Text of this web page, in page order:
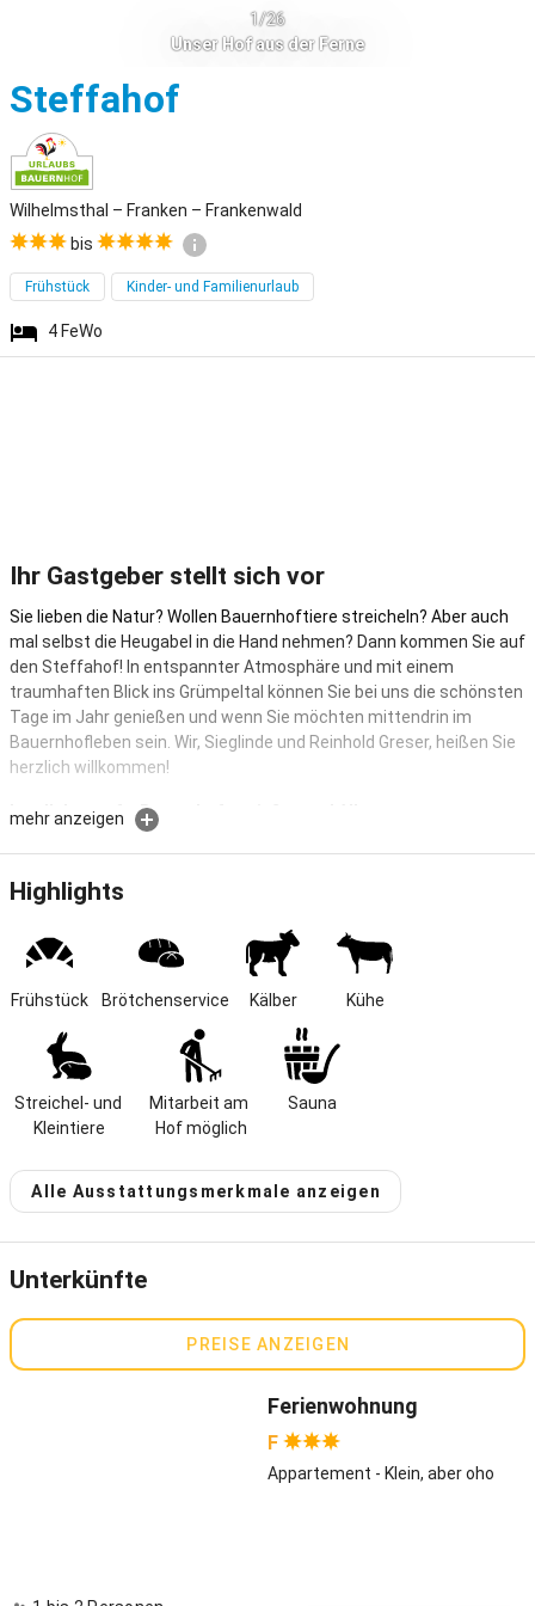
1/26
Unser Hof aus der Ferne
Steffahof
Wilhelmsthal – Franken – Frankenwald
bis
Frühstück Kinder- und Familienurlaub
4 FeWo
Ihr Gastgeber stellt sich vor
Sie lieben die Natur? Wollen Bauernhoftiere streicheln? Aber auch
mal selbst die Heugabel in die Hand nehmen? Dann kommen Sie auf
den Steffahof! In entspannter Atmosphäre und mit einem
traumhaften Blick ins Grümpeltal können Sie bei uns die schönsten
Tage im Jahr genießen und wenn Sie möchten mittendrin im
Bauernhofleben sein. Wir, Sieglinde und Reinhold Greser, heißen Sie
herzlich willkommen!
Landleben aufm Bauernhof genießen und Alltag vergessen
Bei uns werden Ihre schönsten Tage im Jahr noch schöner! Wir sind
ein Bauernhof mit Kühen und Kälbern, frechem Pony, süßen Hasen,
verspielten Katzen und einer Labradorhündin. Genießen Sie die Zeit
in unseren komfortablen Ferienwohnungen, beim unvergleichlichen
Ausblick ins Tal oder beim Spielen im Hof und Helfen im Stall. Jeder
so wie er es möchte, aber immer mit wundervollen
Urlaubsmomenten.
Lage & Größe
Wie wohnt es sich ganz allein ohne unmittelbare Nachbarn? Sehr
gut, finden wir und auch unsere Gäste! Der Steffahof befindet sich
Kronach. Während sich im Tal, von grünen Wald- und Wiesenhängen
eingerahmt, das Bächchen Grümpel durchschlängelt, genießen Sie
Einheimische schwärmen lässt.
In unserem Gästehaus erwarten Sie drei 80-100 m² große,
kleine, aber feine Wohnung mit 40 m². Mit unserem
Brötchenservice starten Sie morgens entspannt in den Tag. In
unserem gemütlichen Gemeinschaftsraum, der auch für Gruppen
mit bis zu 16 Personen geeignet ist, können Sie in unserer
Spielesammlung stöbern oder in Büchern schmökern. Noch besser,
an einem Regen- oder kalten Wintertag: das prasselnde
Kaminfeuer im Gemeinschaftsraum! Dazu eine Tasse Tee oder
mehr anzeigen
Highlights
Frühstück Brötchenservice Kälber Kühe
Streichel- und
Kleintiere
Mitarbeit am
Hof möglich
Sauna
Alle Ausstattungsmerkmale anzeigen
Unterkünfte
PREISE ANZEIGEN
Ferienwohnung
F
Appartement - Klein, aber oho